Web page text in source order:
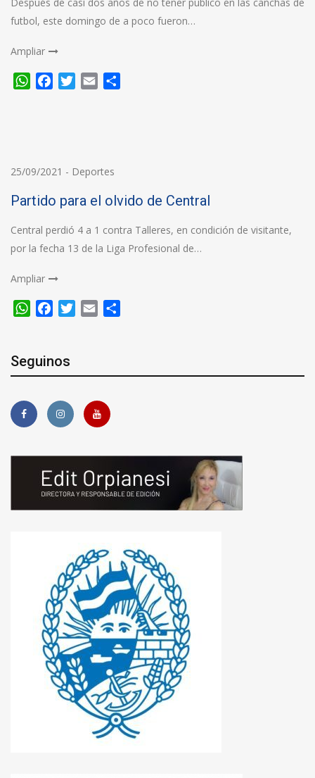
futbol, este domingo de a poco fueron…
Ampliar
WhatsApp
FacebookTwitter
Email
25/09/2021 - Deportes
Partido para el olvido de Central
Central perdió 4 a 1 contra Talleres, en condición de visitante,
por la fecha 13 de la Liga Profesional de…
Ampliar
WhatsApp
FacebookTwitter
Email
Seguinos